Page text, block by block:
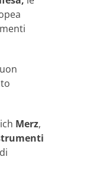
Merz,